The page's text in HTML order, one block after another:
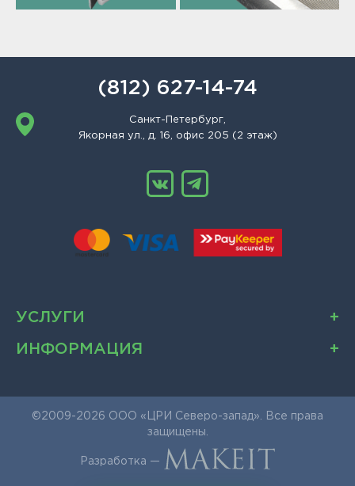
(812) 627-14-74
Санкт-Петербург,
Якорная ул., д. 16, офис 205 (2 этаж)
УСЛУГИ
ИНФОРМАЦИЯ
©2009-2026 ООО «ЦРИ Северо-запад». Все права
защищены.
Разработка —